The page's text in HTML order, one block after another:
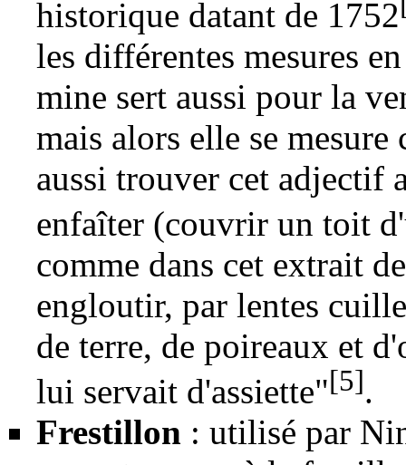
historique datant de 1752
les différentes mesures
mine sert aussi pour la
mais alors elle se
aussi trouver cet adjectif
enfaîter (couvrir un toit
comme dans cet extrait
engloutir, par lentes
de terre, de poireaux et
lui servait d'assiette"[5].
Frestillon : utilisé par